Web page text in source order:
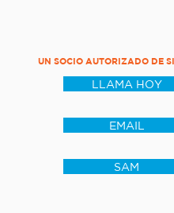
UN SOCIO AUTORIZADO DE
LLAMA HOY
EMAIL
SAM